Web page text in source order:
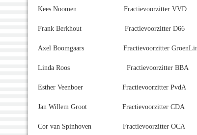
Kees Noomen Fractievoorzitter VVD
Frank Berkhout Fractievoorzitter D66
Axel Boomgaars Fractievoorzitter
Linda Roos Fractievoorzitter BBA
Esther Veenboer Fractievoorzitter PvdA
Jan Willem Groot Fractievoorzitter CDA
Cor van Spinhoven Fractievoorzitter OCA